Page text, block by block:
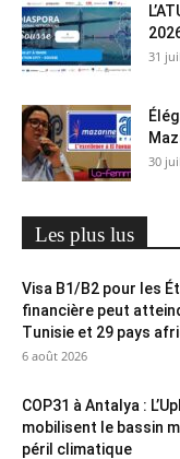
31
30
Les plus lus
Visa B1/B2 pour les
financière peut
Tunisie et 29 pays
6 août 2026
COP31 à Antalya :
mobilisent le bassin
péril climatique